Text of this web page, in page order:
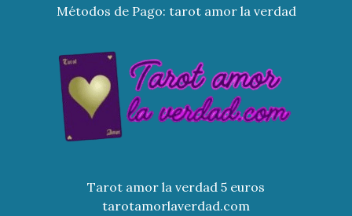
Métodos de Pago: tarot amor la verdad
Tarot amor la verdad 5 euros
tarotamorlaverdad.com